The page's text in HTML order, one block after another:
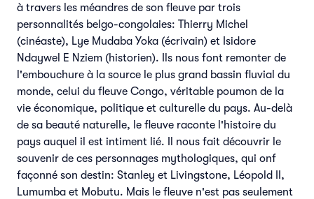
à travers les méandres de son fleuve par trois
personnalités belgo-congolaies: Thierry Michel
(cinéaste), Lye Mudaba Yoka (écrivain) et Isidore
Ndaywel E Nziem (historien). Ils nous font remonter de
l'embouchure à la source le plus grand bassin fluvial du
monde, celui du fleuve Congo, véritable poumon de la
vie économique, politique et culturelle du pays. Au-delà
de sa beauté naturelle, le fleuve raconte l'histoire du
pays auquel il est intiment lié. Il nous fait découvrir le
souvenir de ces personnages mythologiques, qui onf
façonné son destin: Stanley et Livingstone, Léopold II,
Lumumba et Mobutu. Mais le fleuve n'est pas seulement